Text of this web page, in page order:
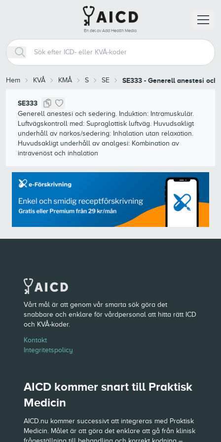
En del av Add Health Media
Hem KVÅ KMÅ S SE SE333 - Generell anestesi
SE333
Generell anestesi och sedering. Induktion: Intramuskulär.
Luftvägskontroll med: Supraglottisk luftväg. Huvudsakligt
underhåll av narkos/sedering: Inhalation utan relaxation.
Huvudsakligt underhåll av analgesi: Kombination av
intravenöst och inhalation
Vårt mål är att genom vår smarta sök göra det
snabbare och enklare för vårdpersonal att hitta rätt ICD
och KVÅ-koder.
Kontakt
Integritetspolicy
AICD kommer snart till Praktisk
Medicin
AICD.nu kommer successivt att integreras med Praktisk
Medicin. Målet är att göra det enklare att gå från klinisk